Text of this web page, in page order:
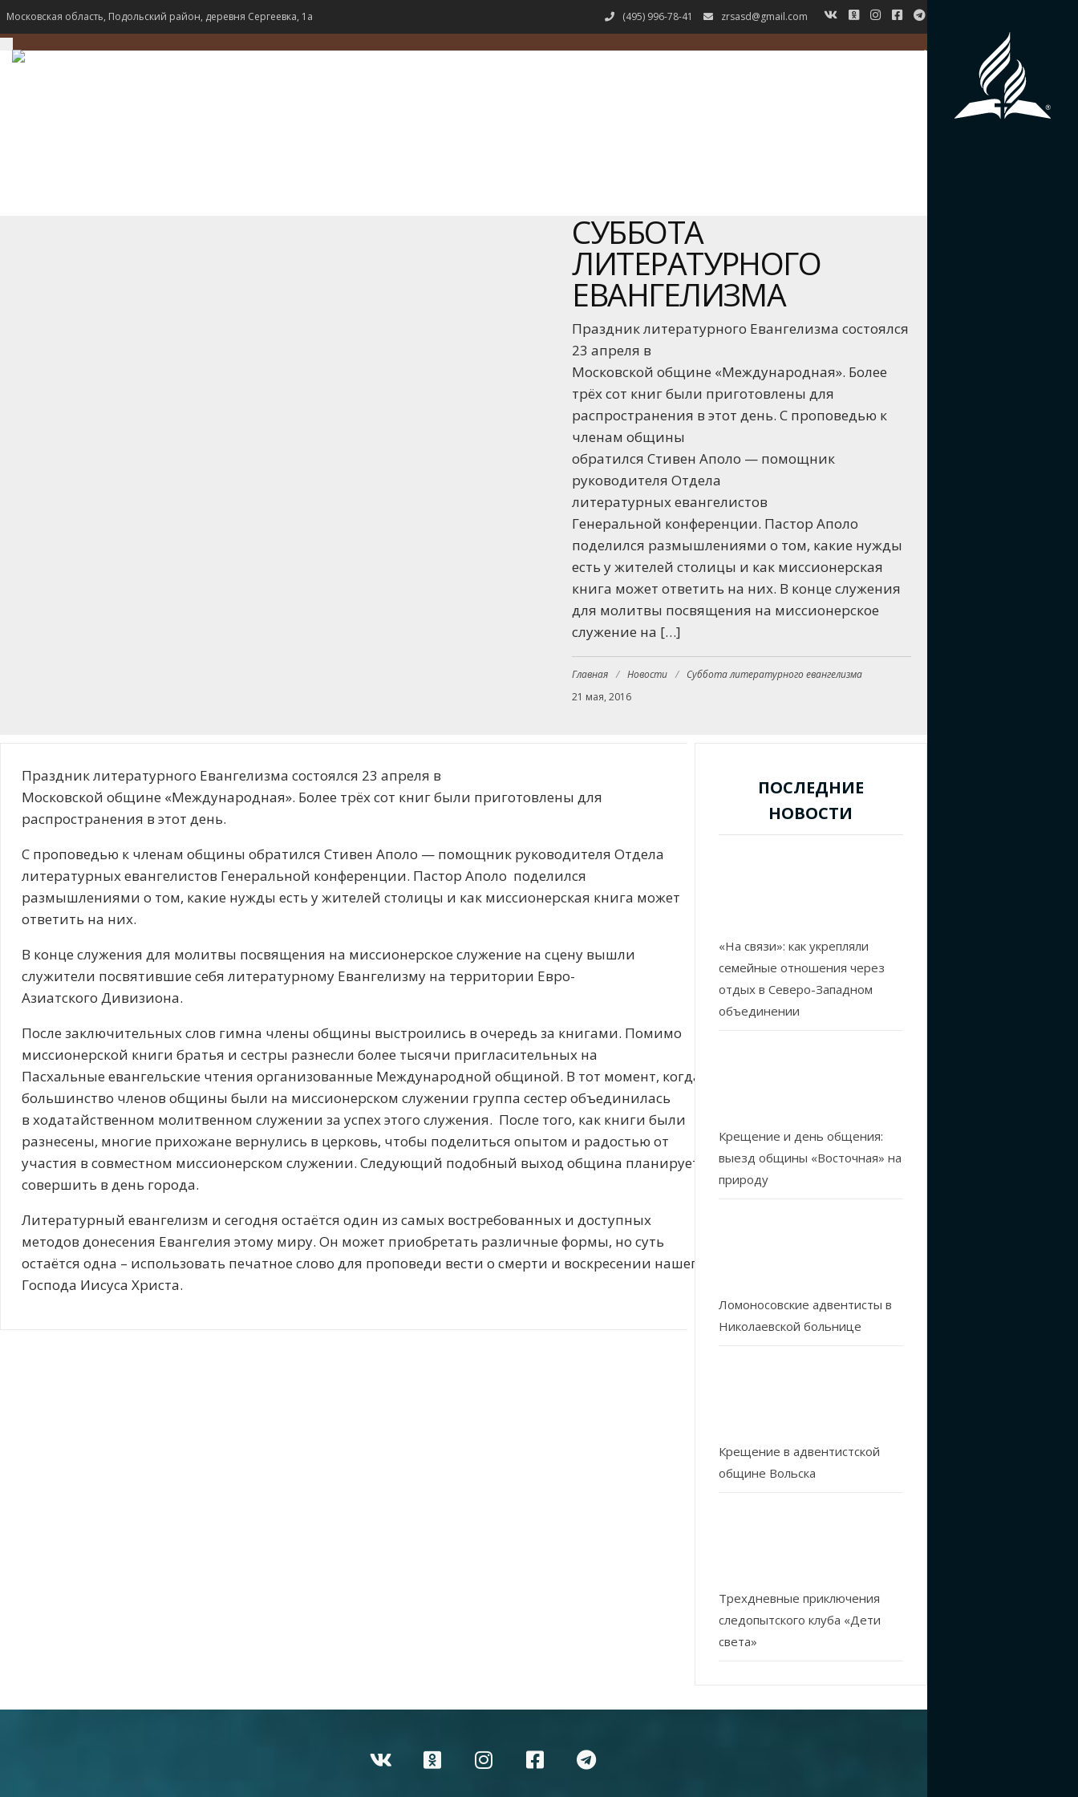
Московская область, Подольский район, деревня Сергеевка, 1а (495) 996-78-41 zrsasd@gmail.com
TOGGLE
NAVIGATION
СУББОТА
ЛИТЕРАТУРНОГО
ЕВАНГЕЛИЗМА
Праздник литературного Евангелизма состоялся
23 апреля в
Московской общине «Международная». Более
трёх сот книг были приготовлены для
распространения в этот день. С проповедью к
членам общины
обратился Стивен Аполо — помощник
руководителя Отдела
литературных евангелистов
Генеральной конференции. Пастор Аполо
поделился размышлениями о том, какие нужды
есть у жителей столицы и как миссионерская
книга может ответить на них. В конце служения
для молитвы посвящения на миссионерское
служение на […]
Главная / Новости /
Суббота литературного евангелизма
21 мая, 2016
Праздник литературного Евангелизма состоялся 23 апреля в
Московской общине «Международная». Более трёх сот книг были приготовлены для
распространения в этот день.
С проповедью к членам общины обратился Стивен Аполо — помощник руководителя Отдела
литературных евангелистов Генеральной конференции. Пастор Аполо поделился
размышлениями о том, какие нужды есть у жителей столицы и как миссионерская книга может
ответить на них.
В конце служения для молитвы посвящения на миссионерское служение на сцену вышли
служители посвятившие себя литературному Евангелизму на территории Евро-
Азиатского Дивизиона.
После заключительных слов гимна члены общины выстроились в очередь за книгами. Помимо
миссионерской книги братья и сестры разнесли более тысячи пригласительных на
Пасхальные евангельские чтения организованные Международной общиной. В тот момент, когда
большинство членов общины были на миссионерском служении группа сестер объединилась
в ходатайственном молитвенном служении за успех этого служения. После того, как книги были
разнесены, многие прихожане вернулись в церковь, чтобы поделиться опытом и радостью от
участия в совместном миссионерском служении. Следующий подобный выход община планирует
совершить в день города.
Литературный евангелизм и сегодня остаётся один из самых востребованных и доступных
методов донесения Евангелия этому миру. Он может приобретать различные формы, но суть
остаётся одна – использовать печатное слово для проповеди вести о смерти и воскресении нашего
Господа Иисуса Христа.
ПОСЛЕДНИЕ
НОВОСТИ
«На связи»: как укрепляли
семейные отношения через
отдых в Северо-Западном
объединении
Крещение и день общения:
выезд общины «Восточная» на
природу
Ломоносовские адвентисты в
Николаевской больнице
Крещение в адвентистской
общине Вольска
Трехдневные приключения
следопытского клуба «Дети
света»